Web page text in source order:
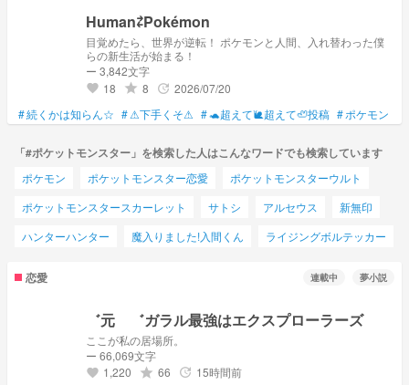
https://novel.prcm.jp/novel/DegiS8fXmxVxgkgEiapS 《ダイヤ
モンドの原石・ダイアとクチート》より (ミユ)
https://novel.prcm.jp/novel/UU3inLpnNCCQjT8SFh0Y 《ミユ
の自分探しの旅》より (ツムギ)
https://novel.prcm.jp/novel/2rdQovrjAQSvoP7sukNE 《離れて
いく貴方と近付きたい私》より (百瀬アリサ)
フラー使いの妖怪は、死にたがり少女を救いたい》より な
お、こちらは全て作者の自己満なので 興味がある方のみご覧
Human⇄Pokémon
目覚めたら、世界が逆転！ ポケモンと人間、入れ替わった僕
らの新生活が始まる！
ー 3,842文字
favorite 18 grade 8 update 2026/07/20
#続くかは知らん☆ #⚠下手くそ⚠ #🐢超えて🐌超えて🦥投稿 #ポケモン
「#ポケットモンスター」を検索した人はこんなワードでも検索しています
ポケモン ポケットモンスター恋愛
ポケットモンスターウルト
ポケットモンスタースカーレット
サトシ アルセウス
新無印
ハンターハンター
魔入りました!入間くん ライジングボルテッカー
恋愛 連載中 夢小説
゛元 ゛ガラル最強はエクスプローラーズ
ここが私の居場所。
ー 66,069文字
favorite 1,220 grade 66 update 15時間前